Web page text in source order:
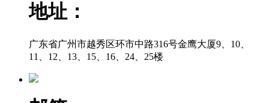
地址：
广东省广州市越秀区环市中路316号金鹰大厦9、10、
11、12、13、15、16、24、25楼